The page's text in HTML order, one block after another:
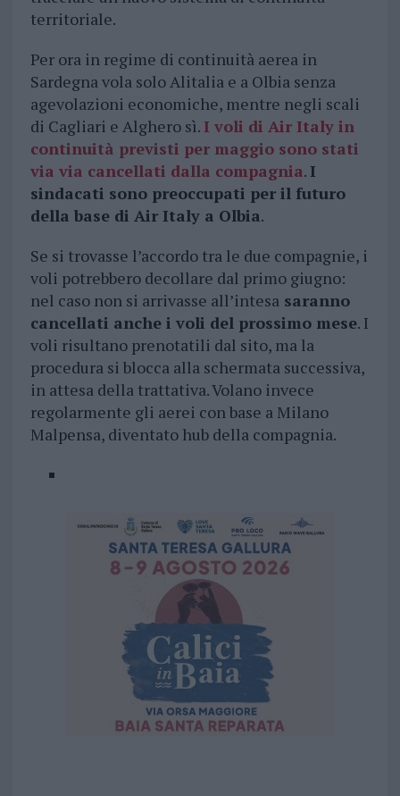
territoriale.
Per ora in regime di continuità aerea in
Sardegna vola solo Alitalia e a Olbia senza
agevolazioni economiche, mentre negli scali
di Cagliari e Alghero sì. I voli di Air Italy in
continuità previsti per maggio sono stati
via via cancellati dalla compagnia. I
sindacati sono preoccupati per il futuro
della base di Air Italy a Olbia.
Se si trovasse l’accordo tra le due compagnie, i
voli potrebbero decollare dal primo giugno:
nel caso non si arrivasse all’intesasaranno
cancellati anche i voli del prossimo mese. I
voli risultano prenotatili dal sito, ma la
procedura si blocca alla schermata successiva,
in attesa della trattativa. Volano invece
regolarmente gli aerei con base a Milano
Malpensa, diventato hub della compagnia.